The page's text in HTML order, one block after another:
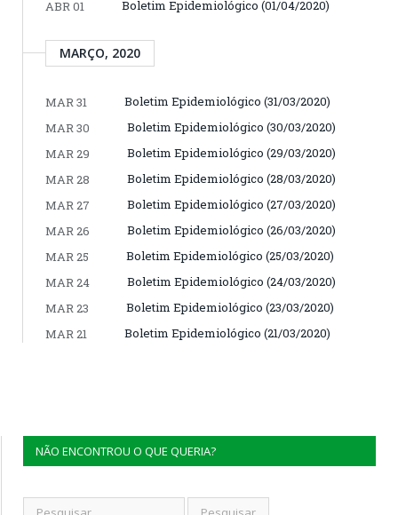
ABR 01 Boletim Epidemiológico (01/04/2020)
MARÇO, 2020
MAR 31
Boletim Epidemiológico (31/03/2020)
MAR 30
Boletim Epidemiológico (30/03/2020)
MAR 29
Boletim Epidemiológico (29/03/2020)
MAR 28
Boletim Epidemiológico (28/03/2020)
MAR 27
Boletim Epidemiológico (27/03/2020)
MAR 26
Boletim Epidemiológico (26/03/2020)
MAR 25
Boletim Epidemiológico (25/03/2020)
MAR 24
Boletim Epidemiológico (24/03/2020)
MAR 23
Boletim Epidemiológico (23/03/2020)
MAR 21
Boletim Epidemiológico (21/03/2020)
NÃO ENCONTROU O QUE QUERIA?